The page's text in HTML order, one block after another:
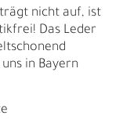
nicht auf, ist
Das Leder
in Bayern